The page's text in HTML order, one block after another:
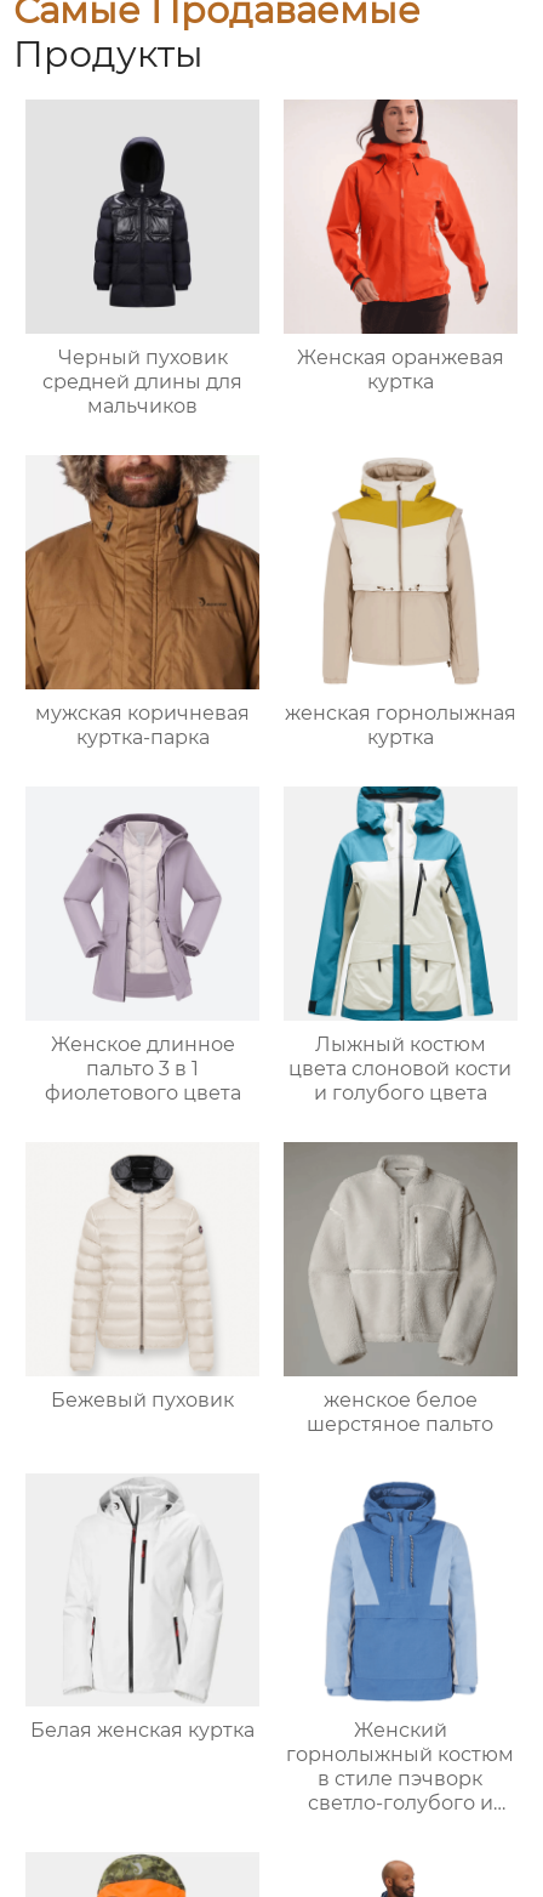
Самые Продаваемые
Продукты
Черный пуховик
средней длины для
мальчиков
Женская оранжевая
куртка
мужская коричневая
куртка-парка
женская горнолыжная
куртка
Женское длинное
пальто 3 в 1
фиолетового цвета
Лыжный костюм
цвета слоновой кости
и голубого цвета
Бежевый пуховик
женское белое
шерстяное пальто
Белая женская куртка
Женский
горнолыжный костюм
в стиле пэчворк
светло-голубого и